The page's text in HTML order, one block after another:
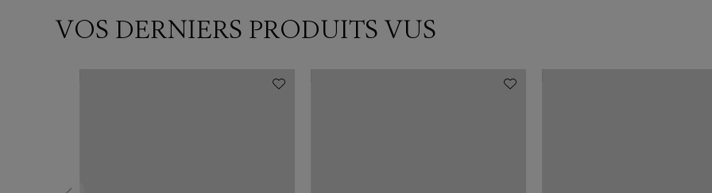
VOS DERNIERS PRODUITS VUS